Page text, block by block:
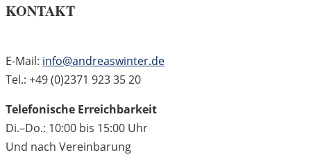
KONTAKT
E-Mail: info@andreaswinter.de
Tel.: +49 (0)2371 923 35 20
Telefonische Erreichbarkeit
Di.–Do.: 10:00 bis 15:00 Uhr
Und nach Vereinbarung